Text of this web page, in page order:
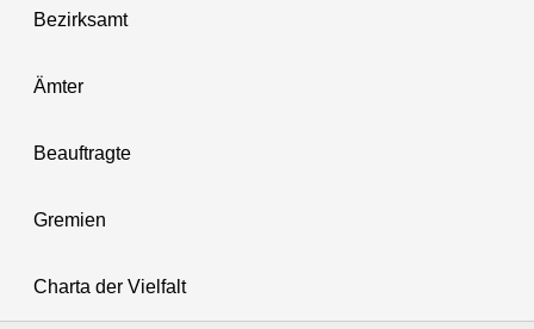
Bezirksamt
Ämter
Beauftragte
Gremien
Charta der Vielfalt